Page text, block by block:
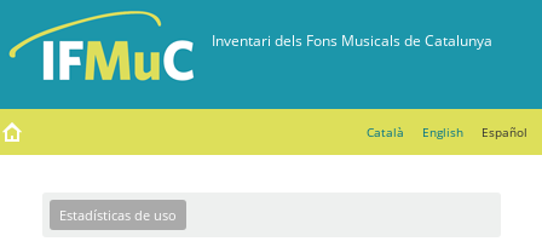
Català English Español
Estadísticas de uso